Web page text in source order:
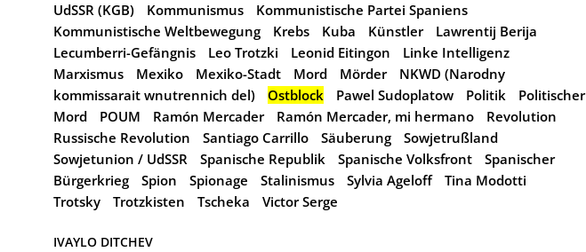
UdSSR (KGB)
Kommunismus
Kommunistische Partei Spaniens
Kommunistische Weltbewegung
Krebs Kuba Künstler
Lawrentij Berija
Lecumberri-Gefängnis
Leo Trotzki Leonid Eitingon
Linke Intelligenz
Marxismus
Mexiko Mexiko-Stadt Mord Mörder
NKWD (Narodny
kommissarait wnutrennich del)
Ostblock Pawel Sudoplatow Politik
Politischer
Mord
POUM Ramón Mercader Ramón Mercader, mi hermano
Revolution
Russische Revolution
Santiago Carrillo Säuberung
Sowjetrußland
Sowjetunion / UdSSR
Spanische Republik Spanische Volksfront
Spanischer
Bürgerkrieg
Spion Spionage Stalinismus Sylvia Ageloff
Tina Modotti
Trotsky
Trotzkisten Tscheka Victor Serge
IVAYLO DITCHEV